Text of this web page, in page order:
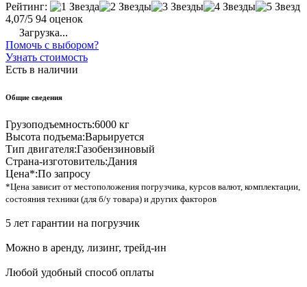
Рейтинг:
4,07/5 94 оценок
Загрузка...
Помочь с выбором?
Узнать стоимость
Есть в наличии
Общие сведения
Грузоподъемность:6000 кг
Высота подъема:Варьируется
Тип двигателя:Газобензиновый
Страна-изготовитель:Дания
Цена*:По запросу
*Цена зависит от местоположения погрузчика, курсов валют, комплектации,
состояния техники (для б/у товара) и других факторов
5 лет гарантии на погрузчик
Можно в аренду, лизинг, трейд-ин
Любой удобный способ оплаты